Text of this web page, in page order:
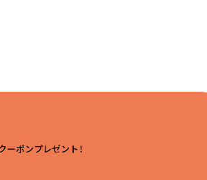
ポンプレゼント！